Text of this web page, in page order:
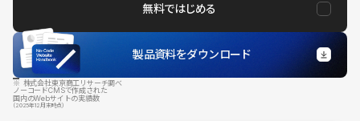
無料ではじめる
製品資料をダウンロード
※ 株式会社東京商工リサーチ調べ
ノーコードCMSで作成された
国内のWebサイトの実績数
（2025年12月末時点）